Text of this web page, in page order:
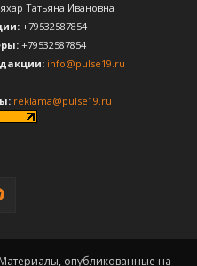
Татьяна Ивановна
+79532587854
+79532587854
info@pulse19.ru
reklama@pulse19.ru
опубликованные на